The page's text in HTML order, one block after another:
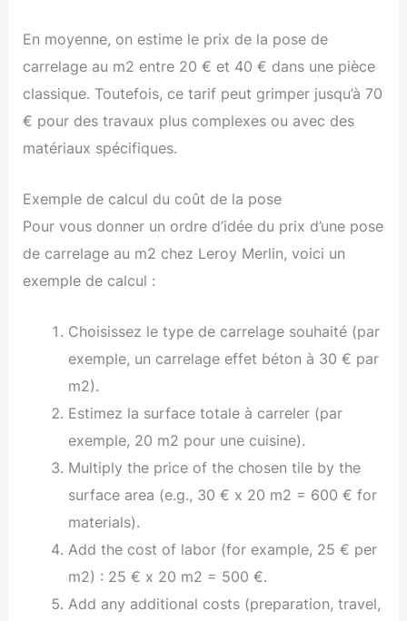
En moyenne, on estime le prix de la pose de
carrelage au m2 entre 20 € et 40 € dans une pièce
classique. Toutefois, ce tarif peut grimper jusqu’à 70
€ pour des travaux plus complexes ou avec des
matériaux spécifiques.
Exemple de calcul du coût de la pose
Pour vous donner un ordre d’idée du prix d’une pose
de carrelage au m2 chez Leroy Merlin, voici un
exemple de calcul :
Choisissez le type de carrelage souhaité (par
exemple, un carrelage effet béton à 30 € par
m2).
Estimez la surface totale à carreler (par
exemple, 20 m2 pour une cuisine).
Multiply the price of the chosen tile by the
surface area (e.g., 30 € x 20 m2 = 600 € for
materials).
Add the cost of labor (for example, 25 € per
m2) : 25 € x 20 m2 = 500 €.
Add any additional costs (preparation, travel,